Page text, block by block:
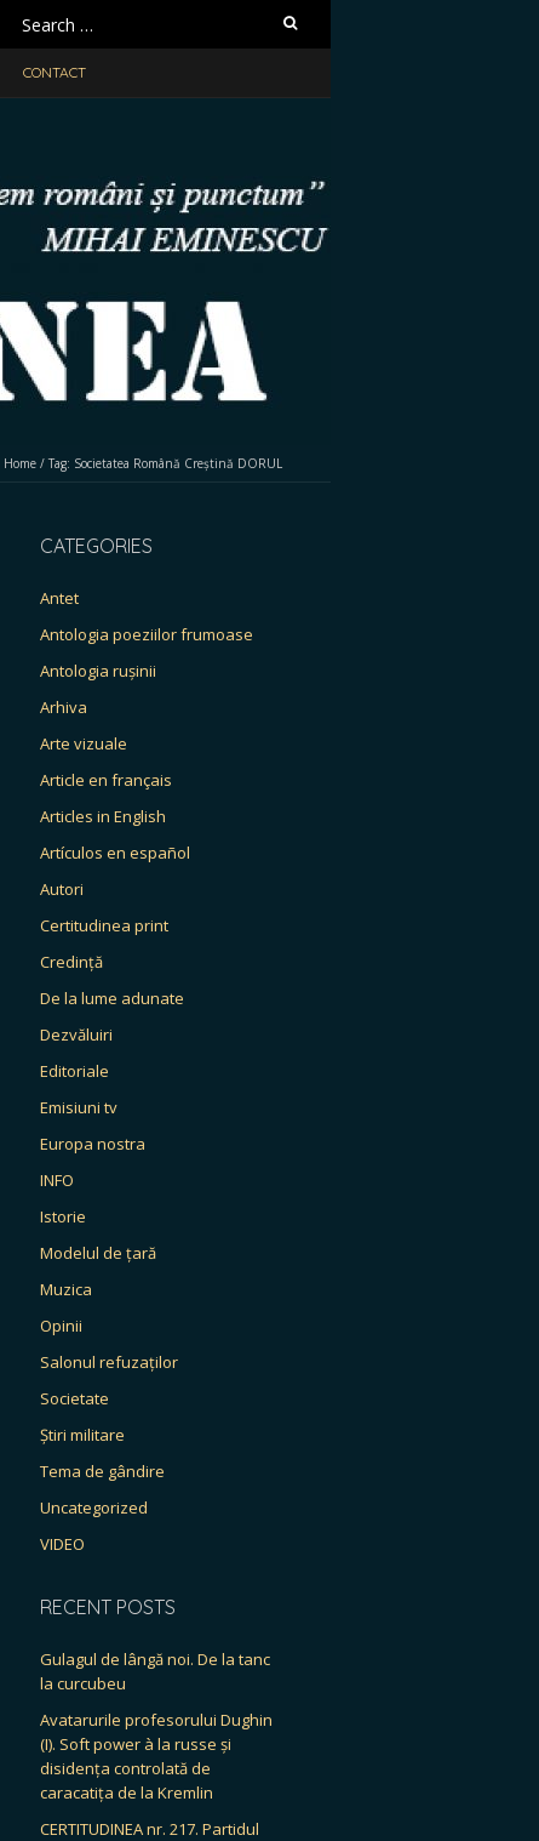
Search
for:
CONTACT
Home / Tag: Societatea Română Creștină DORUL
CATEGORIES
Antet
Antologia poeziilor frumoase
Antologia rușinii
Arhiva
Arte vizuale
Article en français
Articles in English
Artículos en español
Autori
Certitudinea print
Credință
De la lume adunate
Dezvăluiri
Editoriale
Emisiuni tv
Europa nostra
INFO
Istorie
Modelul de țară
Muzica
Opinii
Salonul refuzaților
Societate
Știri militare
Tema de gândire
Uncategorized
VIDEO
RECENT POSTS
Gulagul de lângă noi. De la tanc
la curcubeu
Avatarurile profesorului Dughin
(I). Soft power à la russe și
disidența controlată de
caracatița de la Kremlin
CERTITUDINEA nr. 217. Partidul